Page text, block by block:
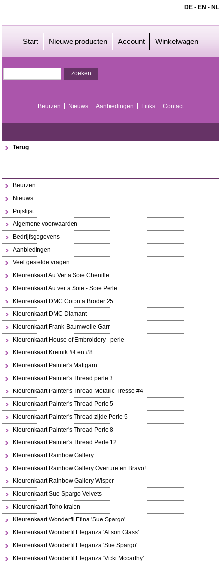
DE- EN - NL
Start Nieuwe producten Account Winkelwagen
Beurzen Nieuws Aanbiedingen Links Contact
Terug
Beurzen
Nieuws
Prijslijst
Algemene voorwaarden
Bedrijfsgegevens
Aanbiedingen
Veel gestelde vragen
Kleurenkaart Au Ver a Soie Chenille
Kleurenkaart Au ver a Soie - Soie Perle
Kleurenkaart DMC Coton a Broder 25
Kleurenkaart DMC Diamant
Kleurenkaart Frank-Baumwolle Garn
Kleurenkaart House of Embroidery - perle
Kleurenkaart Kreinik #4 en #8
Kleurenkaart Painter's Mattgarn
Kleurenkaart Painter's Thread perle 3
Kleurenkaart Painter's Thread Metallic Tresse #4
Kleurenkaart Painter's Thread Perle 5
Kleurenkaart Painter's Thread zijde Perle 5
Kleurenkaart Painter's Thread Perle 8
Kleurenkaart Painter's Thread Perle 12
Kleurenkaart Rainbow Gallery
Kleurenkaart Rainbow Gallery Overture en Bravo!
Kleurenkaart Rainbow Gallery Wisper
Kleurenkaart Sue Spargo Velvets
Kleurenkaart Toho kralen
Kleurenkaart Wonderfil Efina 'Sue Spargo'
Kleurenkaart Wonderfil Eleganza 'Alison Glass'
Kleurenkaart Wonderfil Eleganza 'Sue Spargo'
Kleurenkaart Wonderfil Eleganza 'Vicki Mccarthy'